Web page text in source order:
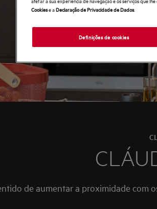
de aumentar a proximidade com
Cookiese aDeclaração de Privacidade de Dados.
Definições de cookies